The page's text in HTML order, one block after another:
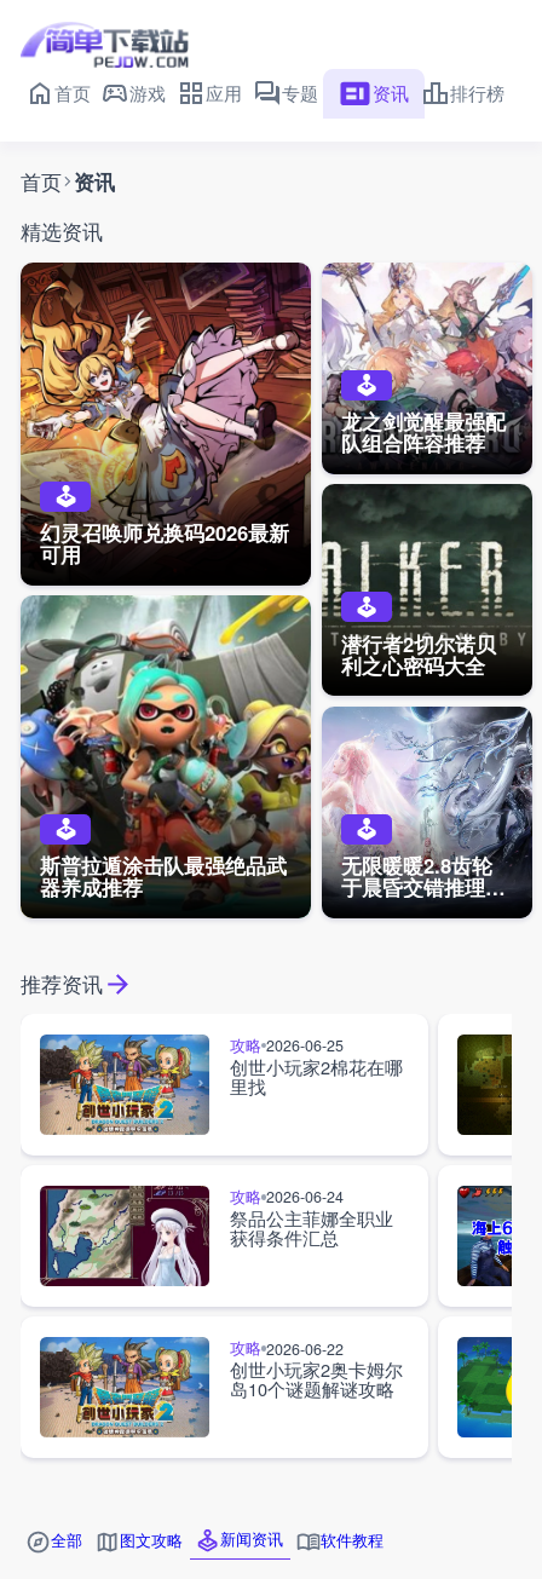
首页 游戏 应用 专题 资讯 排行榜
首页 资讯
精选资讯
幻灵召唤师兑换码2026最新
可用
斯普拉遁涂击队最强绝品武
器养成推荐
龙之剑觉醒最强配
队组合阵容推荐
潜行者2切尔诺贝
利之心密码大全
无限暖暖2.8齿轮
于晨昏交错推理答
案
推荐资讯
攻略 2026-06-25
创世小玩家2棉花在哪
里找
攻略 2026-06-24
祭品公主菲娜全职业
获得条件汇总
攻略 2026-06-22
创世小玩家2奥卡姆尔
岛10个谜题解谜攻略
全部 图文攻略 新闻资讯 软件教程